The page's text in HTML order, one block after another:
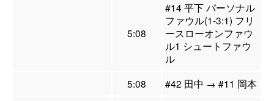
5:08
#14 平下 パーソナル
ファウル(1-3:1) フリ
ースローオンファウ
ル1 シュートファウ
ル
5:08
#42 田中 → #11 岡本